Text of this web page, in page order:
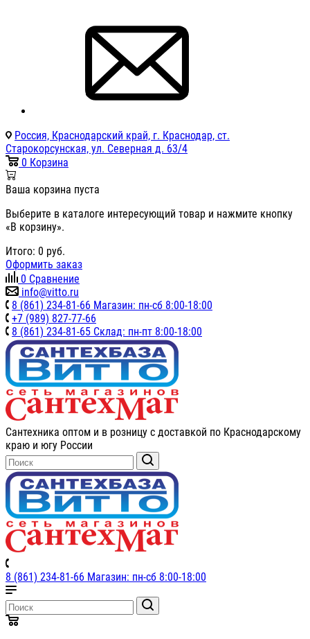
Россия, Краснодарский край, г. Краснодар, ст.
Старокорсунская, ул. Северная д. 63/4
0 Корзина
Ваша корзина пуста
Выберите в каталоге интересующий товар и нажмите кнопку
«В корзину».
Итого: 0 руб.
Оформить заказ
0 Сравнение
info@vitto.ru
8 (861) 234-81-66 Магазин: пн-сб 8:00-18:00
+7 (989) 827-77-66
8 (861) 234-81-65 Склад: пн-пт 8:00-18:00
Сантехника оптом и в розницу с доставкой по Краснодарскому
краю и югу России
8 (861) 234-81-66 Магазин: пн-сб 8:00-18:00